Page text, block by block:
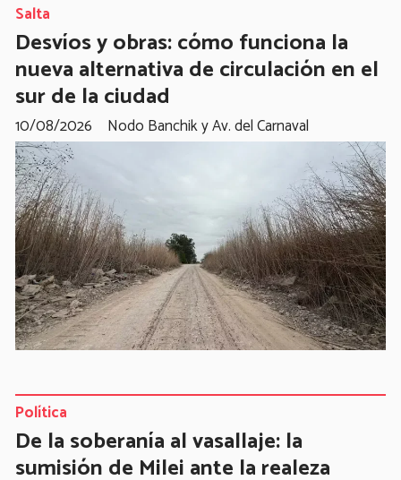
Desvíos y obras: cómo funciona la
nueva alternativa de circulación en el
sur de la ciudad
Nodo Banchik y Av. del Carnaval
Salta
10/08/2026
De la soberanía al vasallaje: la
sumisión de Milei ante la realeza
Política